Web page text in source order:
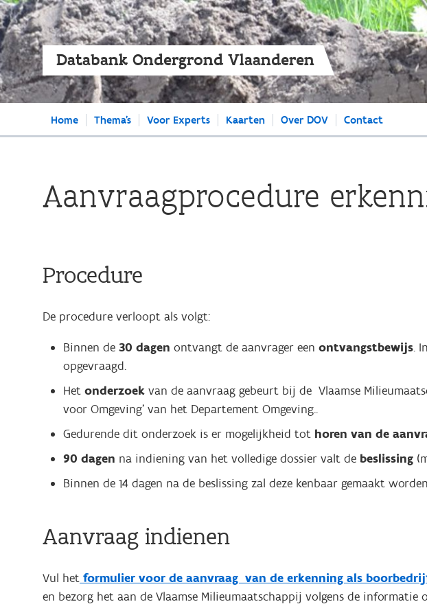
Databank Ondergrond Vlaanderen
Home Thema's Voor Experts Kaarten Over DOV Contact
Aanvraagprocedure
Procedure
De procedure verloopt als volgt:
Binnen de 30 dagen ontvangt de aanvrager een ontvangstbewijs.
opgevraagd.
Het onderzoek van de aanvraag gebeurt bij de Vlaamse
voor Omgeving' van het Departement Omgeving..
Gedurende dit onderzoek is er mogelijkheid tot horen van de
90 dagen na indiening van het volledige dossier valt de beslissing
Binnen de 14 dagen na de beslissing zal deze kenbaar gemaakt
Aanvraag indienen
Vul het formulier voor de aanvraag van de erkenning als
en bezorg het aan de Vlaamse Milieumaatschappij volgens de informatie